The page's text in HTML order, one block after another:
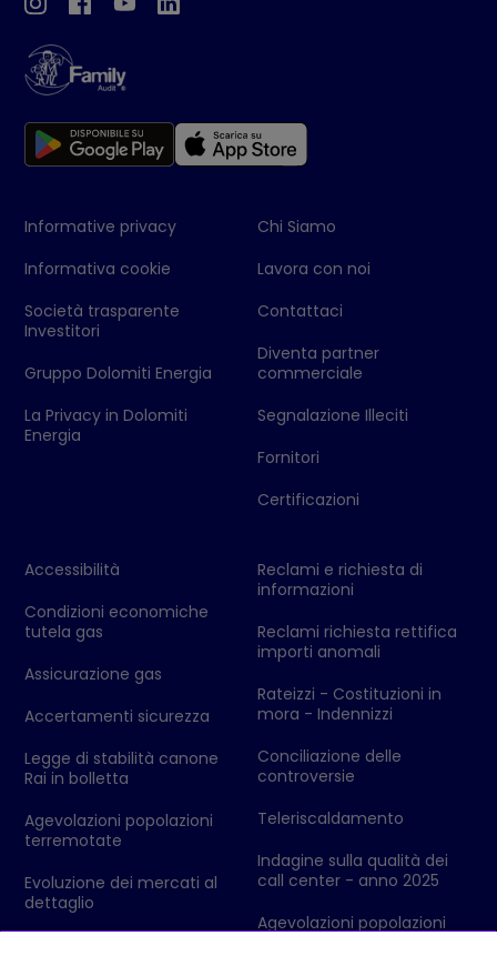
Informative privacy
Informativa cookie
Società trasparente
Investitori
Gruppo Dolomiti Energia
La Privacy in Dolomiti
Energia
Chi Siamo
Lavora con noi
Contattaci
Diventa partner
commerciale
Segnalazione Illeciti
Fornitori
Certificazioni
Accessibilità
Condizioni economiche
tutela gas
Assicurazione gas
Accertamenti sicurezza
Legge di stabilità canone
Rai in bolletta
Agevolazioni popolazioni
terremotate
Evoluzione dei mercati al
dettaglio
Reclami e richiesta di
informazioni
Reclami richiesta rettifica
importi anomali
Rateizzi - Costituzioni in
mora - Indennizzi
Conciliazione delle
controversie
Teleriscaldamento
Indagine sulla qualità dei
call center - anno 2025
Agevolazioni popolazioni